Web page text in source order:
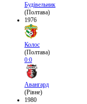
Будівельник
(Полтава)
1976
Колос
(Полтава)
0:0
Авангард
(Рівне)
1980